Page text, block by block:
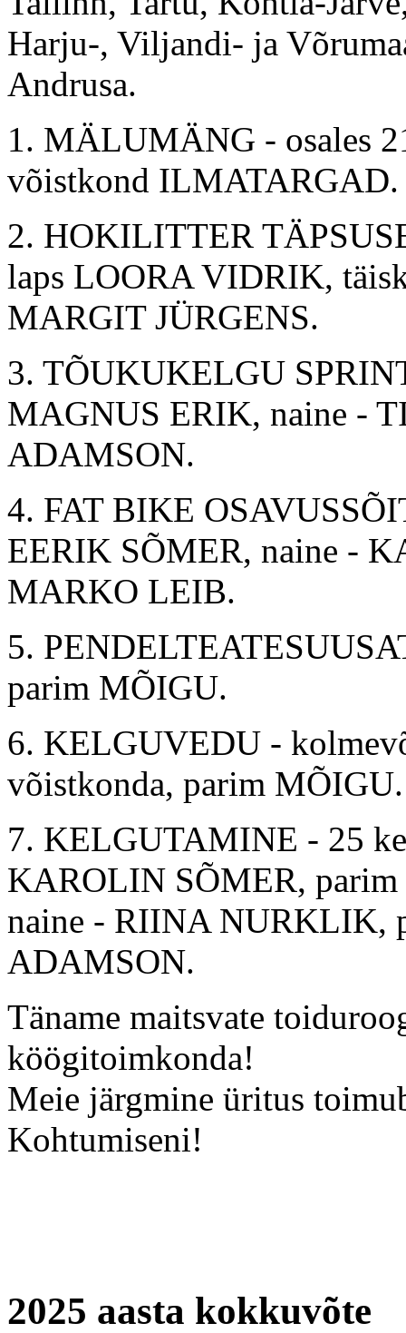
Harju-, Viljandi- ja
Andrusa.
1. MÄLUMÄNG - osales
võistkond ILMATARGAD.
2. HOKILITTER
laps LOORA VIDRIK,
MARGIT JÜRGENS.
3. TÕUKUKELGU
MAGNUS ERIK, naine -
ADAMSON.
4. FAT BIKE
EERIK SÕMER, naine -
MARKO LEIB.
5.
parim MÕIGU.
6. KELGUVEDU -
võistkonda, parim MÕIGU.
7. KELGUTAMINE - 25
KAROLIN SÕMER, parim
naine - RIINA NURKLIK,
ADAMSON.
Täname maitsvate
köögitoimkonda!
Meie järgmine üritus
Kohtumiseni!
2025 aasta kokkuvõte